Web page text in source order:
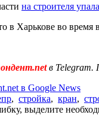
на строителя
в Харькове во
в Telegram.
в Google News
, стройка, кран,
выделите